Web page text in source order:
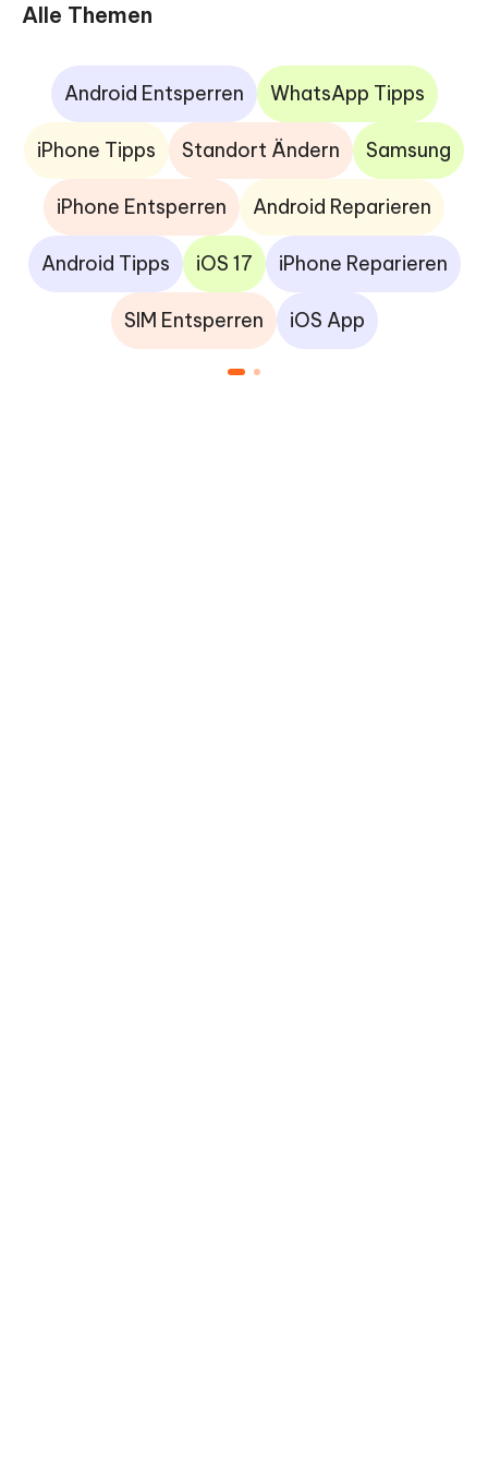
Alle Themen
Android Entsperren WhatsApp Tipps
iPhone Tipps Standort Ändern Samsung
iPhone Entsperren Android Reparieren
Android Tipps iOS 17 iPhone Reparieren
SIM Entsperren iOS App